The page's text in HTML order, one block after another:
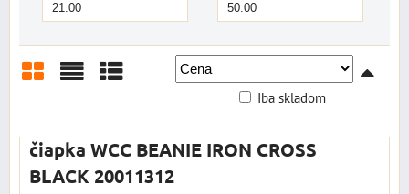
Iba skladom
čiapka WCC BEANIE IRON CROSS
BLACK 20011312